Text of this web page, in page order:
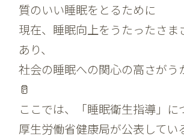
質のいい睡眠をとるために
現在、睡眠向上をうたったさま
あり、
社会の睡眠への関心の高さがう
🥛
ここでは、「睡眠衛生指導」に
厚生労働省健康局が公表してい